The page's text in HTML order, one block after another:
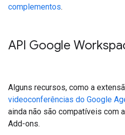
complementos.
API Google
Alguns recursos, como a
videoconferências do Google
ainda não são compatíveis com
Add-ons.